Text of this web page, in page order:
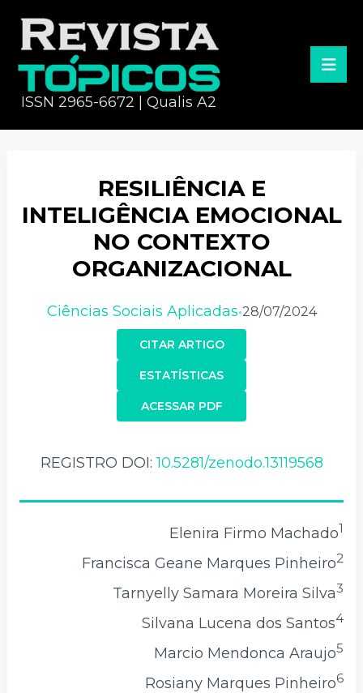
ISSN 2965-6672 | Qualis A2
RESILIÊNCIA E
INTELIGÊNCIA EMOCIONAL
NO CONTEXTO
ORGANIZACIONAL
Ciências Sociais Aplicadas•28/07/2024
CITAR ARTIGO
ACESSAR PDF
ESTATÍSTICAS
REGISTRO DOI:10.5281/zenodo.13119568
Elenira Firmo Machado1
Francisca Geane Marques Pinheiro2
Tarnyelly Samara Moreira Silva3
Silvana Lucena dos Santos4
Marcio Mendonca Araujo5
Rosiany Marques Pinheiro6